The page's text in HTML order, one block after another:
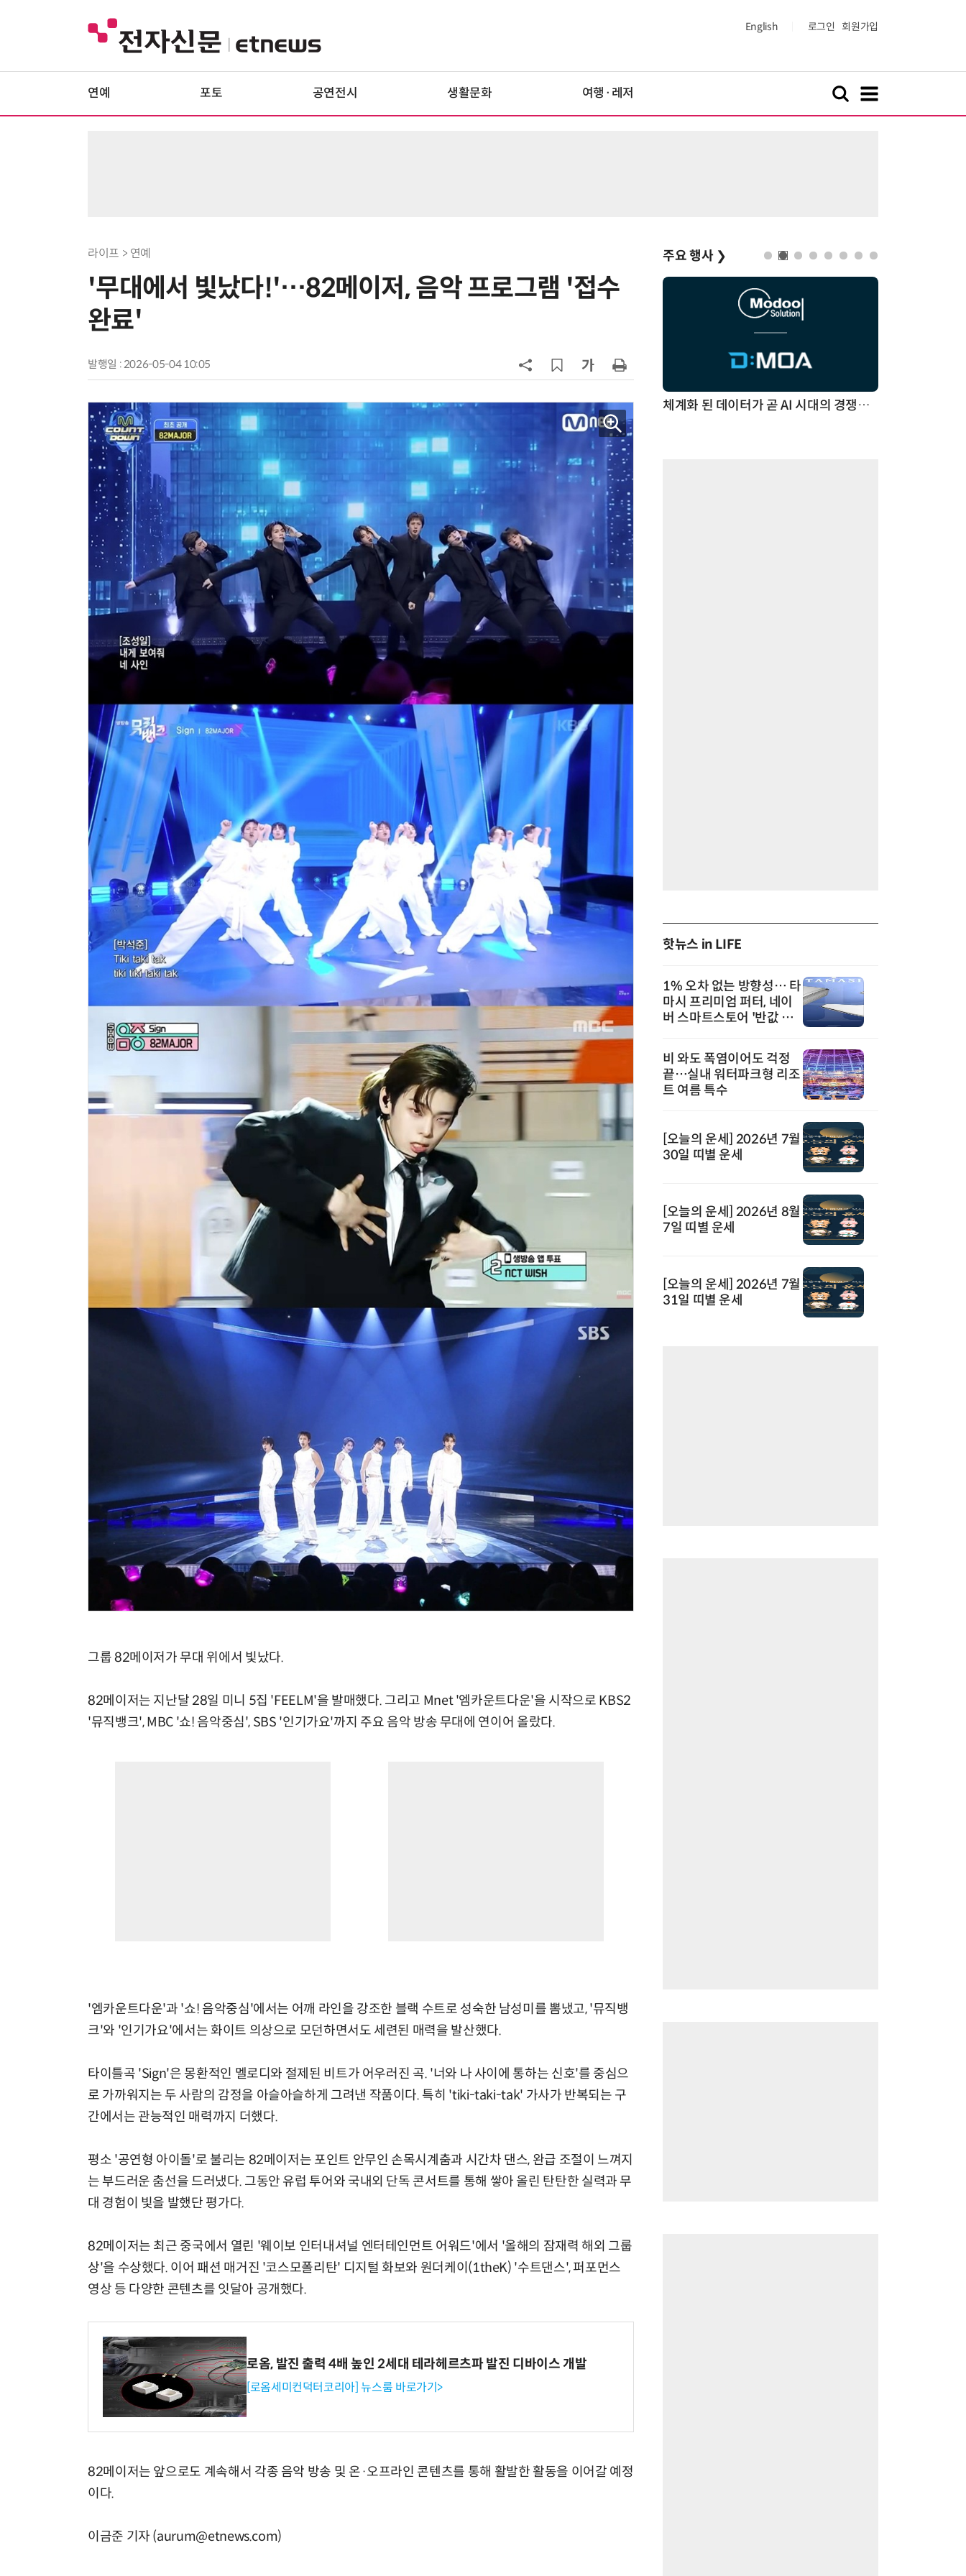
English 로그인 회원가입
연예 포토 공연전시 생활문화 여행·레저
라이프 > 연예
'무대에서 빛났다!'…82메이저, 음악 프로그램 '접수
완료'
발행일 : 2026-05-04 10:05
그룹 82메이저가 무대 위에서 빛났다.
82메이저는 지난달 28일 미니 5집 'FEELM'을 발매했다. 그리고 Mnet '엠카운트다운'을 시작으로 KBS2
'뮤직뱅크', MBC '쇼! 음악중심', SBS '인기가요'까지 주요 음악 방송 무대에 연이어 올랐다.
'엠카운트다운'과 '쇼! 음악중심'에서는 어깨 라인을 강조한 블랙 수트로 성숙한 남성미를 뽐냈고, '뮤직뱅
크'와 '인기가요'에서는 화이트 의상으로 모던하면서도 세련된 매력을 발산했다.
타이틀곡 'Sign'은 몽환적인 멜로디와 절제된 비트가 어우러진 곡. '너와 나 사이에 통하는 신호'를 중심으
로 가까워지는 두 사람의 감정을 아슬아슬하게 그려낸 작품이다. 특히 'tiki-taki-tak' 가사가 반복되는 구
간에서는 관능적인 매력까지 더했다.
평소 '공연형 아이돌'로 불리는 82메이저는 포인트 안무인 손목시계춤과 시간차 댄스, 완급 조절이 느껴지
는 부드러운 춤선을 드러냈다. 그동안 유럽 투어와 국내외 단독 콘서트를 통해 쌓아 올린 탄탄한 실력과 무
대 경험이 빛을 발했단 평가다.
82메이저는 최근 중국에서 열린 '웨이보 인터내셔널 엔터테인먼트 어워드'에서 '올해의 잠재력 해외 그룹
상'을 수상했다. 이어 패션 매거진 '코스모폴리탄' 디지털 화보와 원더케이(1theK) '수트댄스', 퍼포먼스
영상 등 다양한 콘텐츠를 잇달아 공개했다.
로옴, 발진 출력 4배 높인 2세대 테라헤르츠파 발진 디바이스 개발
[로옴세미컨덕터코리아] 뉴스룸 바로가기>
82메이저는 앞으로도 계속해서 각종 음악 방송 및 온·오프라인 콘텐츠를 통해 활발한 활동을 이어갈 예정
이다.
이금준 기자 (aurum@etnews.com)
주요 행사 ❯
AI Native Enterprise를 지원하는 AI Ready Data 플랫폼 활용 전략 AI 시대의 옵저버빌리티: GPU·LLM 모니터링부터 AI 기반 장애 대응까지 체계화 된 데이터가 곧 AI 시대의 경쟁력이다
핫뉴스 in LIFE
1% 오차 없는 방향성… 타
마시 프리미엄 퍼터, 네이
버 스마트스토어 '반값 할
비 와도 폭염이어도 걱정
끝…실내 워터파크형 리조
트 여름 특수
[오늘의 운세] 2026년 7월
30일 띠별 운세
[오늘의 운세] 2026년 8월
7일 띠별 운세
[오늘의 운세] 2026년 7월
31일 띠별 운세